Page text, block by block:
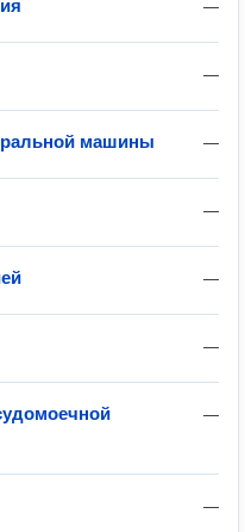
—
—
—
машины
—
—
—
—
—